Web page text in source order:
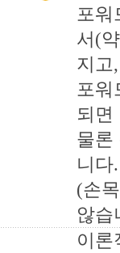
포
서(
지고,
포
되면
물론
니다.
(손
않습
이론